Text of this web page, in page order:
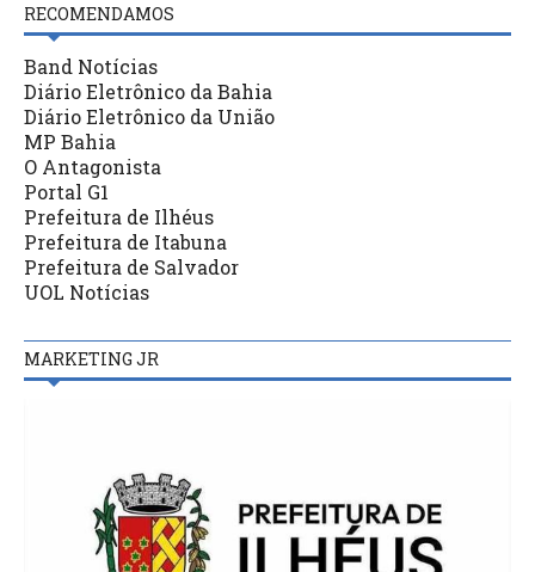
RECOMENDAMOS
Band Notícias
Diário Eletrônico da Bahia
Diário Eletrônico da União
MP Bahia
O Antagonista
Portal G1
Prefeitura de Ilhéus
Prefeitura de Itabuna
Prefeitura de Salvador
UOL Notícias
MARKETING JR